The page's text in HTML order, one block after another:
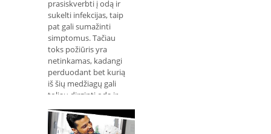
prasiskverbti į odą ir
sukelti infekcijas, taip
pat gali sumažinti
simptomus. Tačiau
toks požiūris yra
netinkamas, kadangi
perduodant bet kurią
iš šių medžiagų gali
toliau dirginti odą ir
Geriausias būdas apde